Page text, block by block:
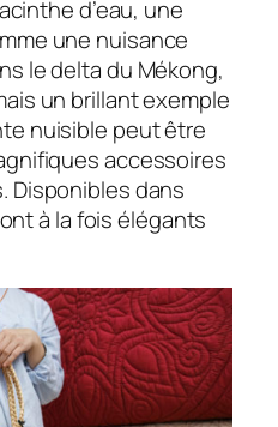
d’eau, une
une nuisance
le delta du Mékong,
un brillant exemple
nuisible peut être
accessoires
Disponibles dans
à la fois élégants